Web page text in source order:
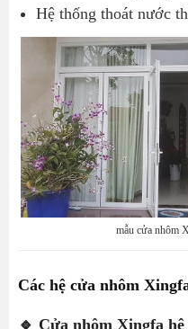
Hệ thống thoát nước
mẫu cửa nhôm
Các hệ cửa nhôm
🔹 Cửa nhôm Xingfa hệ